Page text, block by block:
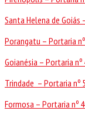
Santa Helena de Goiás
Porangatu – Portaria
Goianésia – Portaria nº
Trindade – Portaria nº
Formosa – Portaria nº